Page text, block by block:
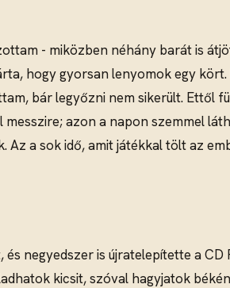
- miközben néhány barát is
hogy gyorsan lenyomok egy
bár legyőzni nem sikerült. Ettől
azon a napon szemmel
a sok idő, amit játékkal tölt az
negyedszer is újratelepítette a
kicsit, szóval hagyjatok